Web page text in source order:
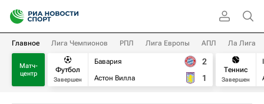
Главное Лига Чемпионов РПЛ Лига Европы АПЛ Ла Лига
Матч-
центр
Футбол
Завершен
Бавария
Астон Вилла
2
1
Теннис
Завершен